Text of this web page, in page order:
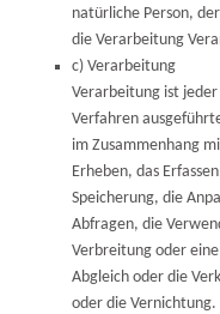
natürliche Person,
die Verarbeitung
c) Verarbeitung
Verarbeitung ist
Verfahren
im Zusammenhang
Erheben, das
Speicherung, die
Abfragen, die
Verbreitung oder
Abgleich oder die
oder die Vernichtung.